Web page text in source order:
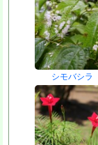
シモバシラ